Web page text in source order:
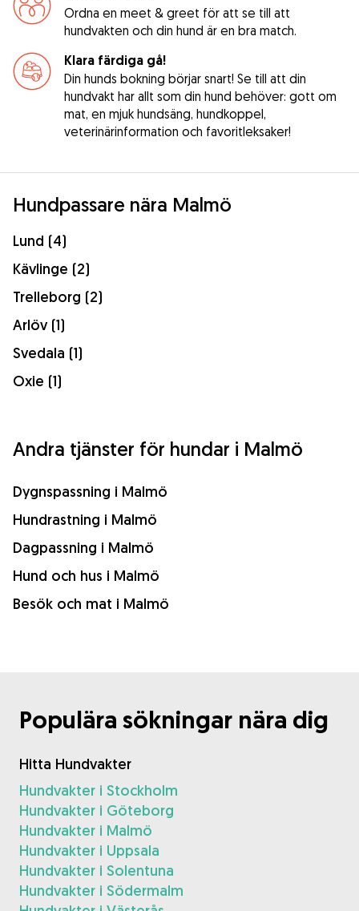
Ordna en meet & greet för att se till att
hundvakten och din hund är en bra match.
Klara färdiga gå!
Din hunds bokning börjar snart! Se till att din
hundvakt har allt som din hund behöver: gott om
mat, en mjuk hundsäng, hundkoppel,
veterinärinformation och favoritleksaker!
Hundpassare nära Malmö
Lund (4)
Kävlinge (2)
Trelleborg (2)
Arlöv (1)
Svedala (1)
Oxie (1)
Andra tjänster för hundar i Malmö
Dygnspassning i Malmö
Hundrastning i Malmö
Dagpassning i Malmö
Hund och hus i Malmö
Besök och mat i Malmö
Populära sökningar nära dig
Hitta Hundvakter
Hundvakter i Stockholm
Hundvakter i Göteborg
Hundvakter i Malmö
Hundvakter i Uppsala
Hundvakter i Solentuna
Hundvakter i Södermalm